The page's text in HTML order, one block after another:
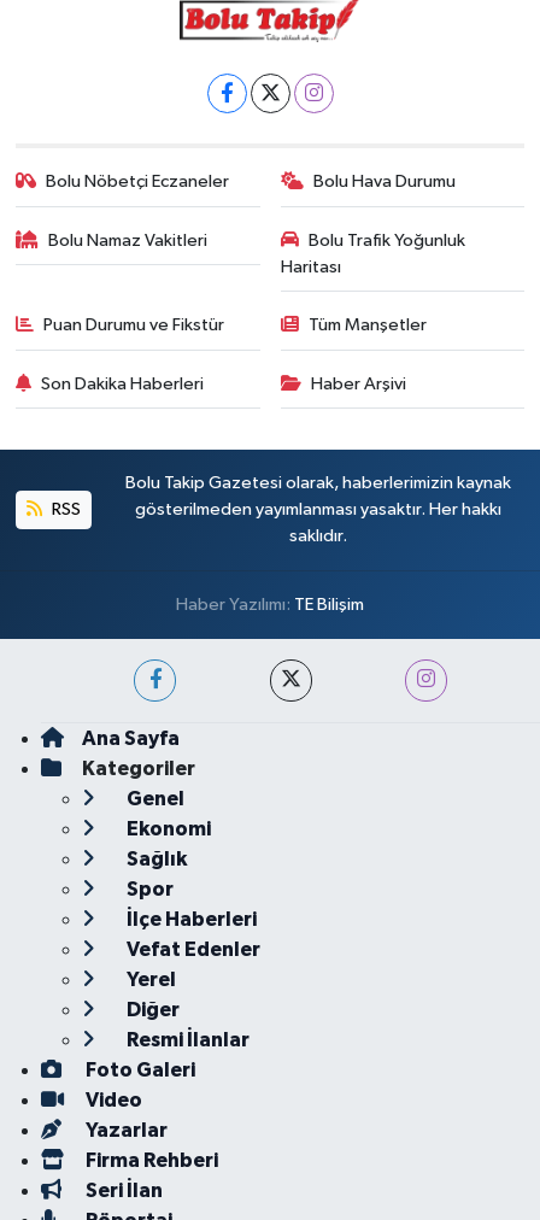
Bolu Nöbetçi Eczaneler Bolu Hava Durumu
Bolu Namaz Vakitleri
Bolu Trafik Yoğunluk
Haritası
Puan Durumu ve Fikstür Tüm Manşetler
Son Dakika Haberleri Haber Arşivi
RSS
Bolu Takip Gazetesi olarak, haberlerimizin kaynak
gösterilmeden yayımlanması yasaktır. Her hakkı
saklıdır.
Haber Yazılımı: TE Bilişim
Ana Sayfa
Kategoriler
Genel
Ekonomi
Sağlık
Spor
İlçe Haberleri
Vefat Edenler
Yerel
Diğer
Resmi İlanlar
Foto Galeri
Video
Yazarlar
Firma Rehberi
Seri İlan